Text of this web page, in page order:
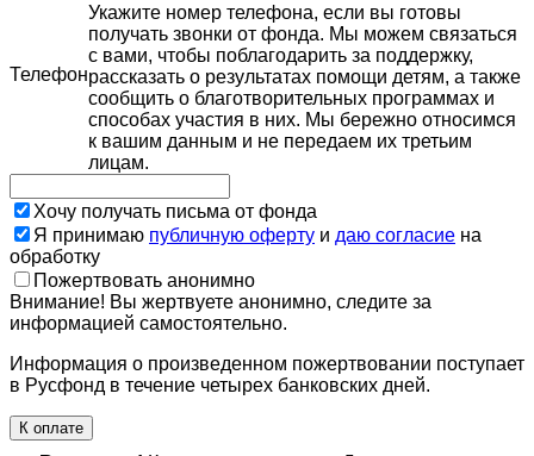
Телефон
Укажите номер телефона, если вы готовы
получать звонки от фонда. Мы можем связаться
с вами, чтобы поблагодарить за поддержку,
рассказать о результатах помощи детям, а также
сообщить о благотворительных программах и
способах участия в них. Мы бережно относимся
к вашим данным и не передаем их третьим
лицам.
Хочу получать письма от фонда
Я принимаю публичную оферту и даю согласие на
обработку
Пожертвовать анонимно
Внимание! Вы жертвуете анонимно, следите за
информацией самостоятельно.
Информация о произведенном пожертвовании поступает
в Русфонд в течение четырех банковских дней.
К оплате